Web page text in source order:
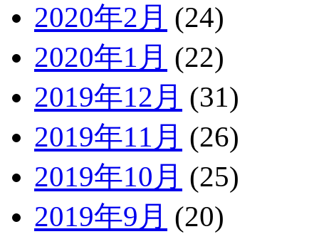
2020年2月 (24)
2020年1月 (22)
2019年12月 (31)
2019年11月 (26)
2019年10月 (25)
2019年9月 (20)